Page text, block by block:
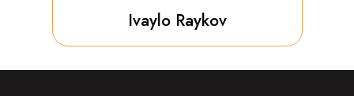
Ivaylo Raykov